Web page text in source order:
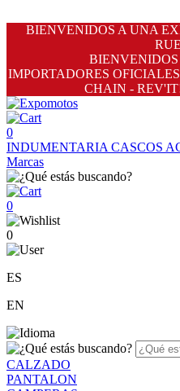
BIENVENIDOS A UNA
IMPORTADORES
CHAIN -
0
INDUMENTARIA CASCOS
Marcas
0
0
ES
EN
CALZADO
PANTALON